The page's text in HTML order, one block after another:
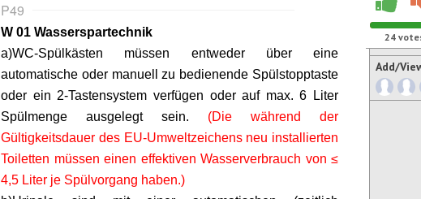
P49
W 01 Wasserspartechnik
a)WC-Spülkästen müssen entweder über eine
automatische oder manuell zu bedienende Spülstopptaste
oder ein 2-Tastensystem verfügen oder auf max. 6 Liter
Spülmenge ausgelegt sein. (Die während der
Gültigkeitsdauer des EU-Umweltzeichens neu installierten
Toiletten müssen einen effektiven Wasserverbrauch von ≤
4,5 Liter je Spülvorgang haben.)
24
Add/